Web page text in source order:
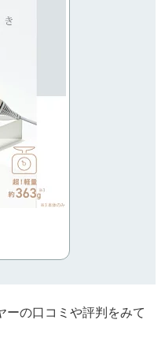
ーの口コミや評判をみて